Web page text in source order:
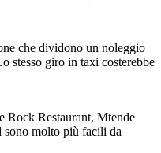
che dividono un noleggio
stesso giro in taxi costerebbe
Rock Restaurant, Mtende
molto più facili da